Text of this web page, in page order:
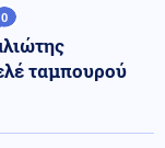
0
ταμπουρού